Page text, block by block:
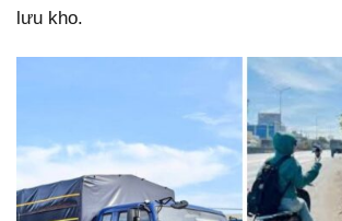
lưu kho.